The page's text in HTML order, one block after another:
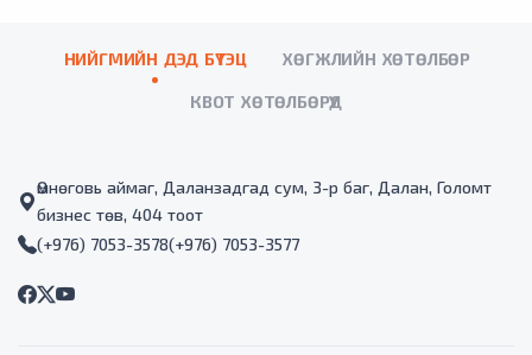
НИЙГМИЙН ДЭД БҮТЭЦ ХӨГЖЛИЙН ХӨТӨЛБӨР
КВОТ ХӨТӨЛБӨРҮҮД
Өмнөговь аймаг, Даланзадгад сум, 3-р баг, Далан, Голомт
бизнес төв, 404 тоот
(+976) 7053-3578(+976) 7053-3577